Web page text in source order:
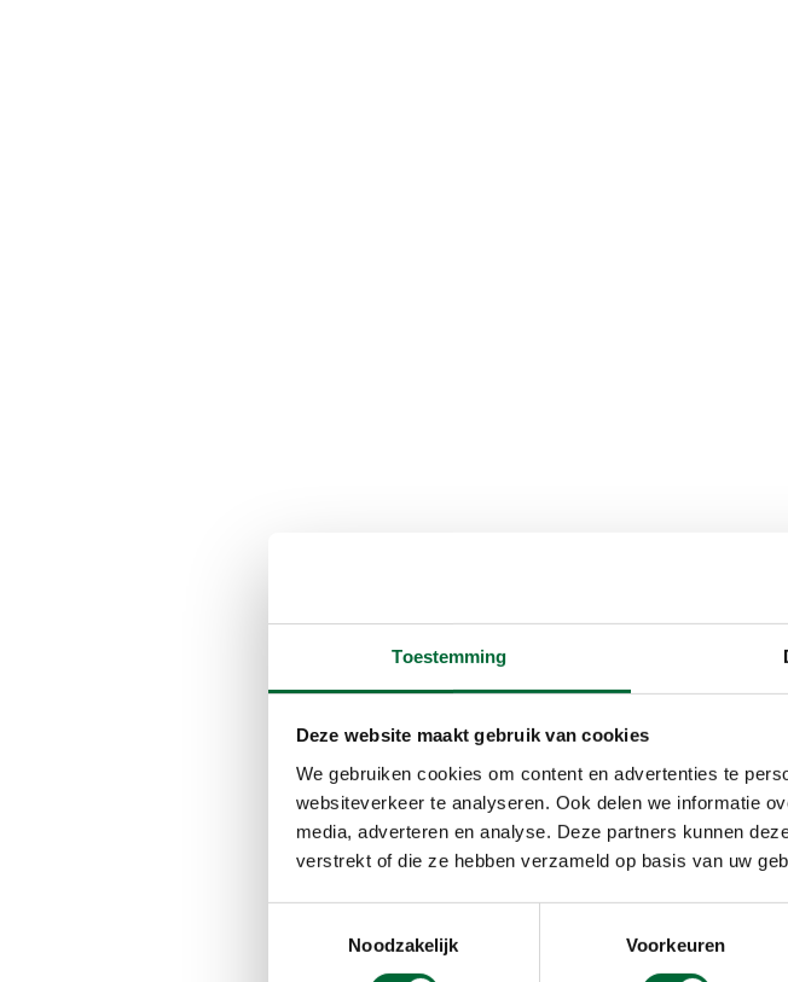
Toestemming
Deze website maakt gebruik van cookies
We gebruiken cookies om content en advertenties te
websiteverkeer te analyseren. Ook delen we informatie
media, adverteren en analyse. Deze partners kunnen
verstrekt of die ze hebben verzameld op basis van uw
Noodzakelijk
Voorkeuren